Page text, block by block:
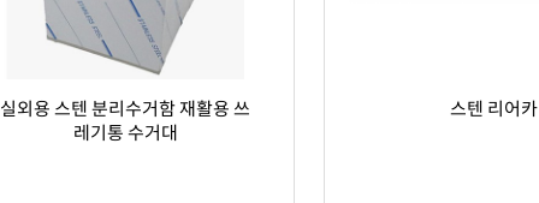
실외용 스텐 분리수거함 재활용 쓰
레기통 수거대
스텐 리어카